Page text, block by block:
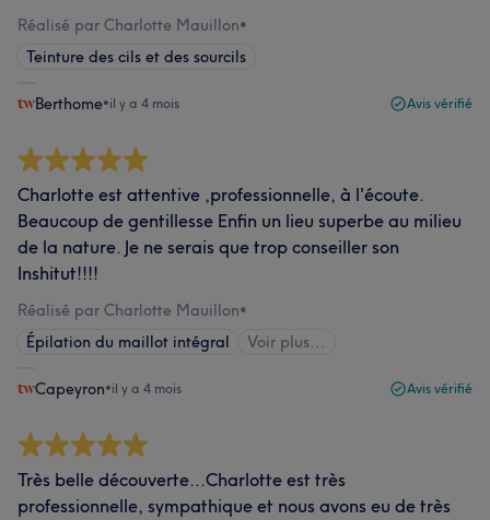
Réalisé par Charlotte Mauillon•
Teinture des cils et des sourcils
Berthome•il y a 4 mois Avis vérifié
Charlotte est attentive ,professionnelle, à l'écoute.
Beaucoup de gentillesse Enfin un lieu superbe au milieu
de la nature. Je ne serais que trop conseiller son
Inshitut!!!!
Réalisé par Charlotte Mauillon•
Épilation du maillot intégral
Voir plus...
Capeyron•il y a 4 mois Avis vérifié
Très belle découverte...Charlotte est très
professionnelle, sympathique et nous avons eu de très